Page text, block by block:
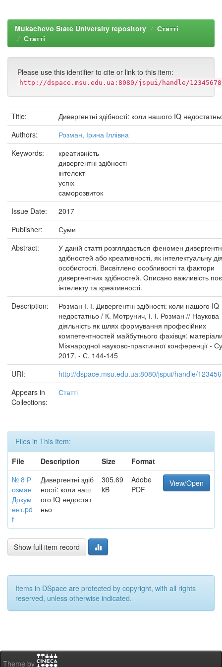
Mukachevo State University repository
Статті
Статті
Please use this identifier to cite or link to this item:
http://dspace.msu.edu.ua:8080/jspui/handle/
Title:
Дивергентні здібності: коли нашого IQ
Authors:
Розман, Ірина Іллівна
Keywords:
креативність
дивергентні здібності
інтелект
успіх
саморозвиток
Issue Date:
2017
Publisher:
Суми
Abstract:
У даній статті розглядається феномен
здібностей або креативності, як інтелектуальну
особистості. Висвітлено особливості та фактори
дивергентних здібностей. Описано важливість
інтелекту та креативності.
Description:
Розман І. І. Дивергентні здібності: коли нашого IQ
недостатньо / К. Мотрунич, І. І. Розман // Наукова
діяльність як шлях формування професійних
компетентностей майбутнього фахівця:
Міжнародної науково-практичної конференції -
2017. - С. 144-145
URI:
http://dspace.msu.edu.ua:8080/jspui/handle/
Appears in
Collections:
Статті
Files in This Item:
File
Description Size
Format
№ 8 Р
озман
Докум
ент.pd
f
Дивергентні здіб
ності: коли наш
ого IQ недостат
ньо
305.69
kB
Adobe
PDF
View/Open
Show full item record
Items in DSpace are protected by copyright, with all rights
reserved, unless otherwise indicated.
Theme by